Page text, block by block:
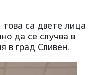
са двете лица
да се случва в
в град Сливен.